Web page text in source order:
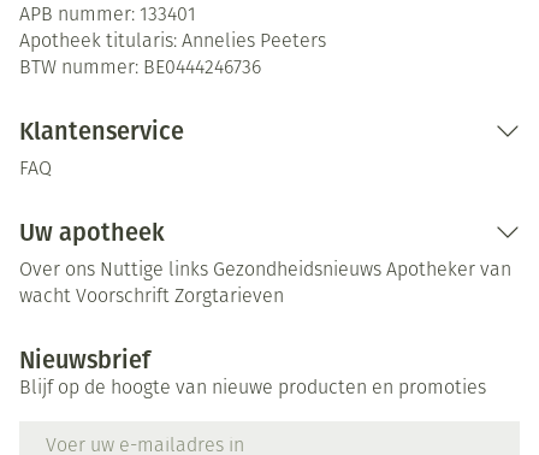
APB nummer: 133401
Apotheek titularis: Annelies Peeters
BTW nummer: BE0444246736
Klantenservice
FAQ
Uw apotheek
Over ons Nuttige links Gezondheidsnieuws Apotheker van
wacht Voorschrift Zorgtarieven
Nieuwsbrief
Blijf op de hoogte van nieuwe producten en promoties